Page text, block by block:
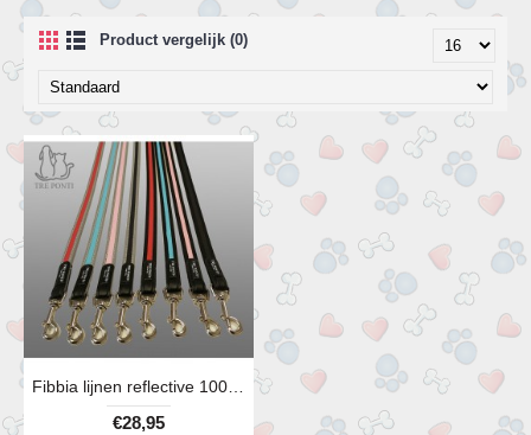
Product vergelijk (0)
€28,95